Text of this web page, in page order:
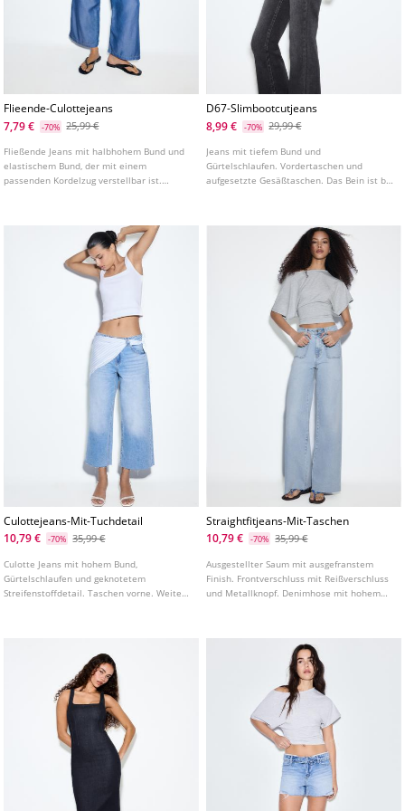
Flieende-Culottejeans
7,79 €
-70% 25,99 €
Fließende Jeans mit halbhohem Bund und
elastischem Bund, der mit einem
passenden Kordelzug verstellbar ist.
D67-Slimbootcutjeans
8,99 €
-70% 29,99 €
Jeans mit tiefem Bund und
Gürtelschlaufen. Vordertaschen und
aufgesetzte Gesäßtaschen. Das Bein ist bis
verschiedenen Farben erhältlich.
Culottejeans-Mit-Tuchdetail
10,79 €
-70% 35,99 €
Culotte Jeans mit hohem Bund,
Gürtelschlaufen und geknotetem
Streifenstoffdetail. Taschen vorne. Weites
Straightfitjeans-Mit-Taschen
10,79 €
-70% 35,99 €
Ausgestellter Saum mit ausgefranstem
Finish. Frontverschluss mit Reißverschluss
und Metallknopf. Denimhose mit hohem
verschiedenen Farben erhältlich.